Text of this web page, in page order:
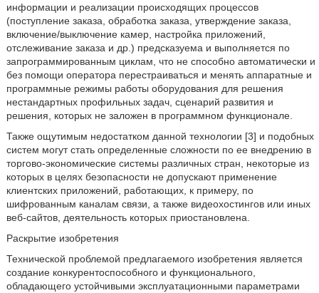
информации и реализации происходящих процессов
(поступление заказа, обработка заказа, утверждение заказа,
включение/выключение камер, настройка приложений,
отслеживание заказа и др.) предсказуема и выполняется по
запрограммированным циклам, что не способно автоматически и
без помощи оператора перестраиваться и менять аппаратные и
программные режимы работы оборудования для решения
нестандартных профильных задач, сценарий развития и
решения, которых не заложен в программном функционале.
Также ощутимым недостатком данной технологии [3] и подобных
систем могут стать определенные сложности по ее внедрению в
торгово-экономические системы различных стран, некоторые из
которых в целях безопасности не допускают применение
клиентских приложений, работающих, к примеру, по
шифрованным каналам связи, а также видеохостингов или иных
веб-сайтов, деятельность которых приостановлена.
Раскрытие изобретения
Технической проблемой предлагаемого изобретения является
создание конкурентоспособного и функционального,
обладающего устойчивыми эксплуатационными параметрами